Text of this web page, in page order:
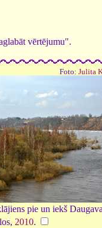
vērtējumu".
Foto: Julita
pie un iekš
2010.